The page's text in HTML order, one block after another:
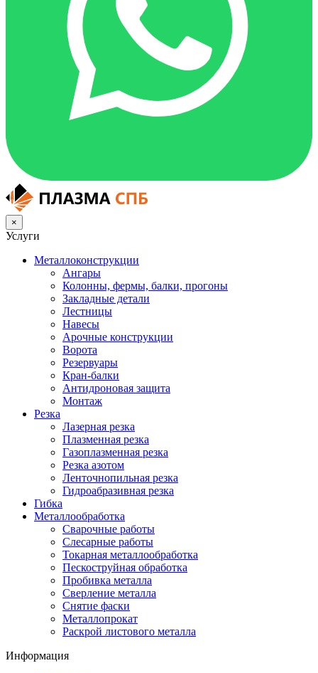
×
Услуги
Металлоконструкции
Ангары
Колонны, фермы, балки, прогоны
Закладные детали
Лестницы
Навесы
Арочные конструкции
Ворота
Резервуары
Кран-балки
Антидроновая защита
Монтаж
Резка
Лазерная резка
Плазменная резка
Газоплазменная резка
Резка азотом
Ленточнопильная резка
Гидроабразивная резка
Гибка
Металлообработка
Сварочные работы
Слесарные работы
Токарная металлообработка
Пескоструйная обработка
Пробивка металла
Сверление металла
Снятие фаски
Металлопрокат
Раскрой листового металла
Информация